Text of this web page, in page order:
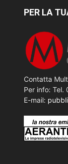
PER LA
Contatta
Per info:
E-mail: